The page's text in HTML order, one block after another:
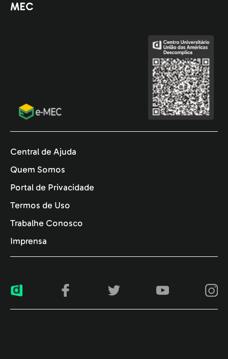
MEC
Central de Ajuda
Quem Somos
Portal de Privacidade
Termos de Uso
Trabalhe Conosco
Imprensa